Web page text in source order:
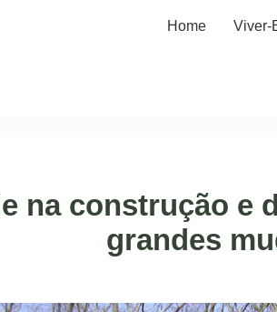
Home Viver-
na construção e
grandes